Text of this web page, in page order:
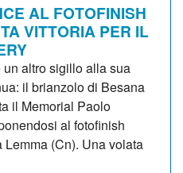
AL FOTOFINISH
VITTORIA PER IL
altro sigillo alla sua
il brianzolo di Besana
il Memorial Paolo
al fotofinish
(Cn). Una volata